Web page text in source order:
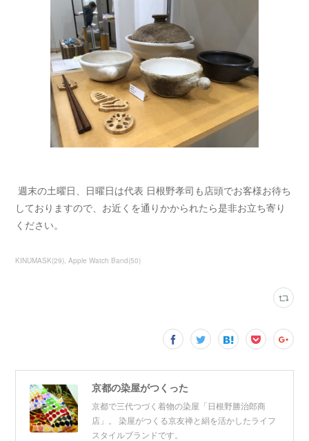
週末の土曜日、日曜日は代表 日根野孝司も店頭でお客様お待ち
しておりますので、お近くを通りかかられたら是非お立ち寄り
ください。
KINUMASK(29) Apple Watch Band(50)
京都の染屋がつくった
京都で三代つづく着物の染屋「日根野勝治郎商
店」。 染屋がつくる京友禅と絹を活かしたライフ
スタイルブランドです。